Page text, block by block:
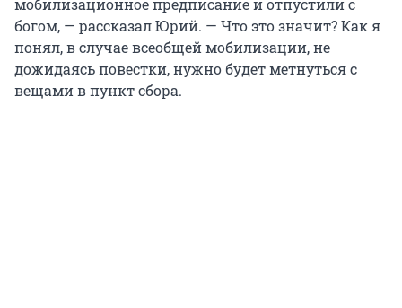
мобилизационное предписание и отпустили с
богом, — рассказал Юрий. — Что это значит? Как я
понял, в случае всеобщей мобилизации, не
дожидаясь повестки, нужно будет метнуться с
вещами в пункт сбора.